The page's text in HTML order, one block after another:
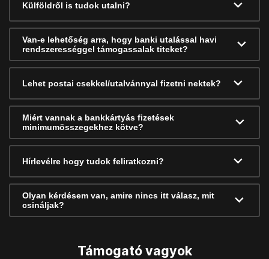
Külföldről is tudok utalni?
Van-e lehetőség arra, hogy banki utalással havi
rendszerességgel támogassalak titeket?
Lehet postai csekkel/utalvánnyal fizetni nektek?
Miért vannak a bankkártyás fizetések
minimumösszegekhez kötve?
Hírlevélre hogy tudok feliratkozni?
Olyan kérdésem van, amire nincs itt válasz, mit
csináljak?
Támogató vagyok